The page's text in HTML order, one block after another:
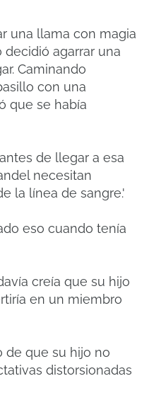
una llama con magia
decidió agarrar una
Caminando
con una
que se había
de llegar a esa
necesitan
la línea de sangre.'
eso cuando tenía
creía que su hijo
en un miembro
de que su hijo no
distorsionadas